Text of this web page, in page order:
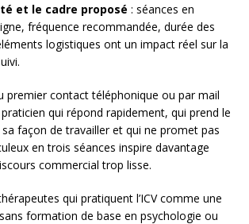
et le cadre proposé : séances en
fréquence recommandée, durée des
logistiques ont un impact réel sur la
premier contact téléphonique ou par mail
qui répond rapidement, qui prend le
sa façon de travailler et qui ne promet pas
en trois séances inspire davantage
commercial trop lisse.
qui pratiquent l’ICV comme une
formation de base en psychologie ou